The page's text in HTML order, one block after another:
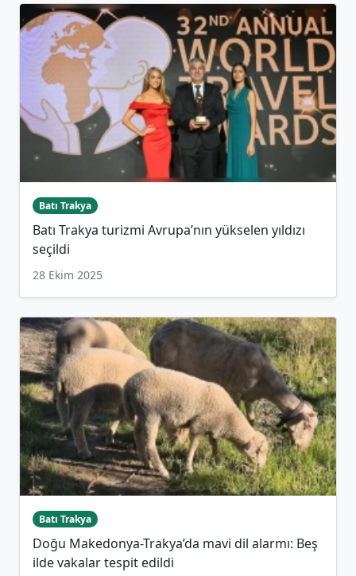
Batı Trakya
Batı Trakya turizmi Avrupa’nın yükselen yıldızı
seçildi
28 Ekim 2025
Batı Trakya
Doğu Makedonya-Trakya’da mavi dil alarmı: Beş
ilde vakalar tespit edildi